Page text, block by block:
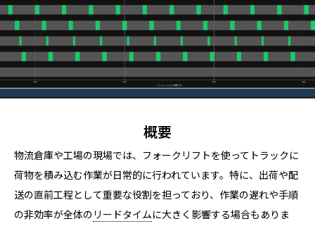
概要
物流倉庫や工場の現場では、フォークリフトを使ってトラックに
荷物を積み込む作業が日常的に行われています。特に、出荷や配
送の直前工程として重要な役割を担っており、作業の遅れや手順
の非効率が全体の リードタイムに大きく影響する場合もありま